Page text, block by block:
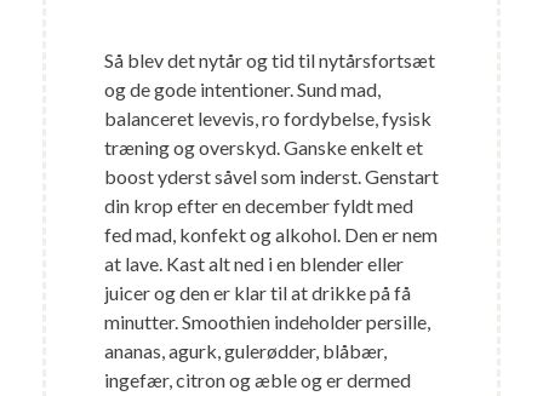
Så blev det nytår og tid til nytårsfortsæt
og de gode intentioner. Sund mad,
balanceret levevis, ro fordybelse, fysisk
træning og overskyd. Ganske enkelt et
boost yderst såvel som inderst. Genstart
din krop efter en december fyldt med
fed mad, konfekt og alkohol. Den er nem
at lave. Kast alt ned i en blender eller
juicer og den er klar til at drikke på få
minutter. Smoothien indeholder persille,
ananas, agurk, gulerødder, blåbær,
ingefær, citron og æble og er dermed